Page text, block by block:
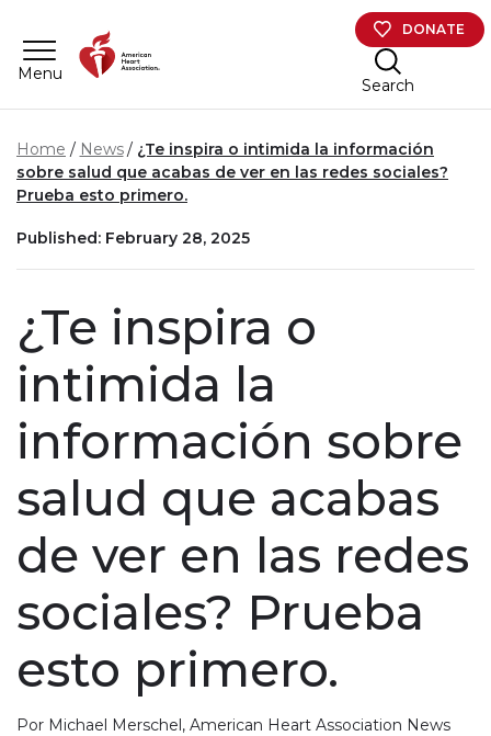
Menu
DONATE
Search
Home News
¿Te inspira o intimida la información
sobre salud que acabas de ver en las redes sociales?
Prueba esto primero.
Published: February 28, 2025
¿Te inspira o
intimida la
información sobre
salud que acabas
de ver en las redes
sociales? Prueba
esto primero.
Por Michael Merschel, American Heart Association News